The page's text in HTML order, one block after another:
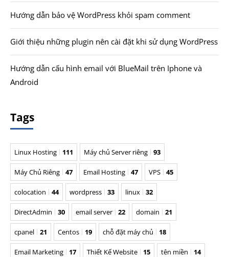
Hướng dẫn bảo vệ WordPress khỏi spam comment
Giới thiệu những plugin nên cài đặt khi sử dụng WordPress
Hướng dẫn cấu hình email với BlueMail trên Iphone và
Android
Tags
Linux Hosting 111 Máy chủ Server riêng 93
Máy Chủ Riêng 47 Email Hosting 47 VPS 45
colocation 44 wordpress 33 linux 32
DirectAdmin 30 email server 22 domain 21
cpanel 21 Centos 19 chỗ đặt máy chủ 18
Email Marketing 17 Thiết Kế Website 15 tên miền 14